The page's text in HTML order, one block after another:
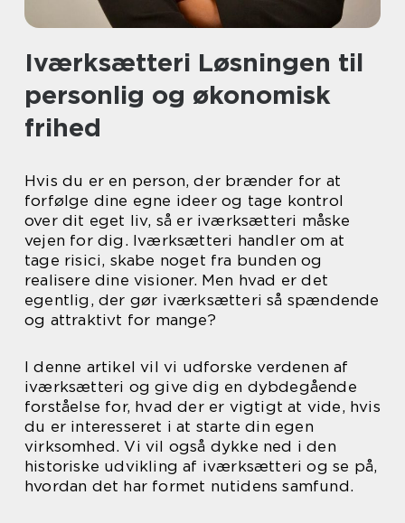
Iværksætteri Løsningen til
personlig og økonomisk
frihed
Hvis du er en person, der brænder for at
forfølge dine egne ideer og tage kontrol
over dit eget liv, så er iværksætteri måske
vejen for dig. Iværksætteri handler om at
tage risici, skabe noget fra bunden og
realisere dine visioner. Men hvad er det
egentlig, der gør iværksætteri så spændende
og attraktivt for mange?
I denne artikel vil vi udforske verdenen af
iværksætteri og give dig en dybdegående
forståelse for, hvad der er vigtigt at vide, hvis
du er interesseret i at starte din egen
virksomhed. Vi vil også dykke ned i den
historiske udvikling af iværksætteri og se på,
hvordan det har formet nutidens samfund.